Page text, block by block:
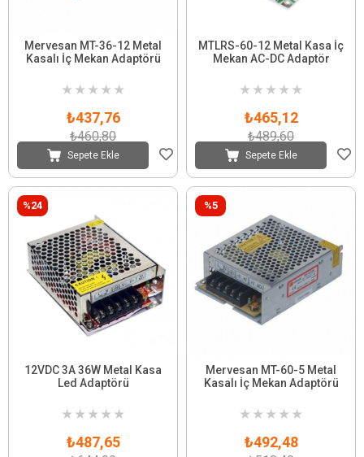
Mervesan MT-36-12 Metal
Kasalı İç Mekan Adaptörü
★ ★ ★ ★ ★
₺437,76
₺460,80
Sepete Ekle
MTLRS-60-12 Metal Kasa İç
Mekan AC-DC Adaptör
★ ★ ★ ★ ★
₺465,12
₺489,60
Sepete Ekle
12VDC 3A 36W Metal Kasa
Led Adaptörü
★ ★ ★ ★ ★
₺487,65
%24
Mervesan MT-60-5 Metal
Kasalı İç Mekan Adaptörü
★ ★ ★ ★ ★
₺492,48
%5